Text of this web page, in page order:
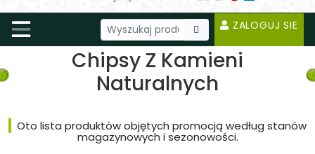
ZALOGUJ SIE
Chipsy Z Kamieni
Naturalnych
Oto lista produktów objętych promocją według stanów
magazynowych i sezonowości.